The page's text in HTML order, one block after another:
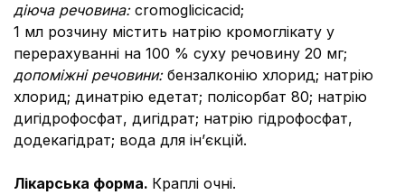
діюча речовина: cromoglicicacid;
1 мл розчину містить натрію кромоглікату у
перерахуванні на 100 % суху речовину 20 мг;
допоміжні речовини: бензалконію хлорид; натрію
хлорид; динатрію едетат; полісорбат 80; натрію
дигідрофосфат, дигідрат; натрію гідрофосфат,
додекагідрат; вода для ін’єкцій.
Лікарська форма. Краплі очні.